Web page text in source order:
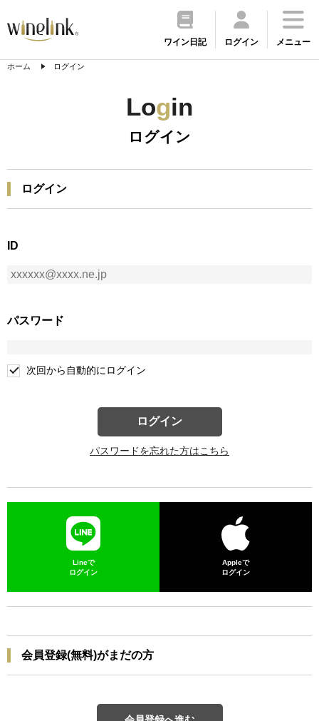
ワイン日記 ログイン メニュー
ホーム ログイン
Login
ログイン
ログイン
ID
パスワード
次回から自動的にログイン
ログイン
パスワードを忘れた方はこちら
Lineで
ログイン
Appleで
ログイン
会員登録(無料)がまだの方